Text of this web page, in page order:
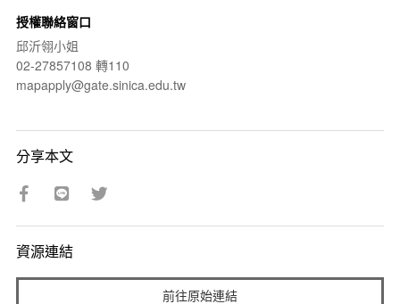
授權聯絡窗口
邱沂翎小姐
02-27857108 轉110
mapapply@gate.sinica.edu.tw
分享本文
資源連結
前往原始連結